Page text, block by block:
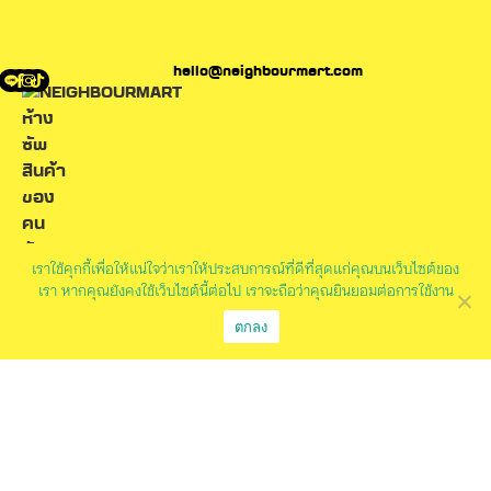
hello@neighbourmart.com
เราใช้คุกกี้เพื่อให้แน่ใจว่าเราให้ประสบการณ์ที่ดีที่สุดแก่คุณบนเว็บไซต์ของ
เรา หากคุณยังคงใช้เว็บไซต์นี้ต่อไป เราจะถือว่าคุณยินยอมต่อการใช้งาน
ตกลง